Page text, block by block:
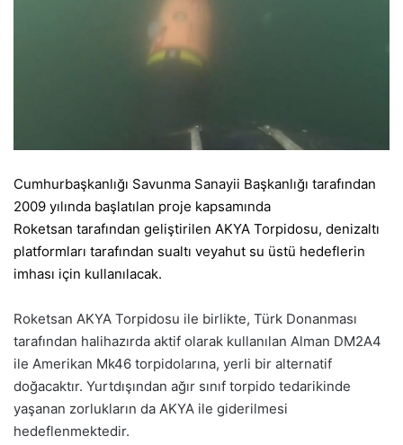
Cumhurbaşkanlığı Savunma Sanayii Başkanlığı tarafından
2009 yılında başlatılan proje kapsamında
Roketsan tarafından geliştirilen AKYA Torpidosu, denizaltı
platformları tarafından sualtı veyahut su üstü hedeflerin
imhası için kullanılacak.
Roketsan AKYA Torpidosu ile birlikte, Türk Donanması
tarafından halihazırda aktif olarak kullanılan Alman DM2A4
ile Amerikan Mk46 torpidolarına, yerli bir alternatif
doğacaktır. Yurtdışından ağır sınıf torpido tedarikinde
yaşanan zorlukların da AKYA ile giderilmesi
hedeflenmektedir.